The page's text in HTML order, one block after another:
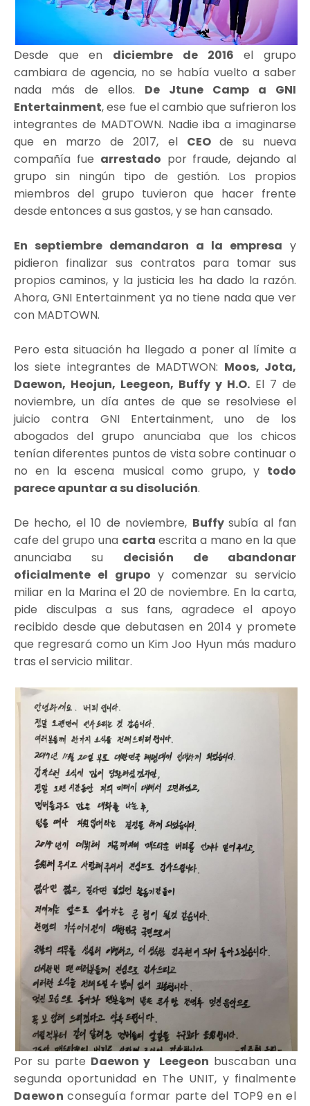
Desde que en diciembre de 2016 el grupo
cambiara de agencia, no se había vuelto a saber
nada más de ellos. De Jtune Camp a GNI
Entertainment, ese fue el cambio que sufrieron los
integrantes de MADTOWN. Nadie iba a imaginarse
que en marzo de 2017, el CEO de su nueva
compañía fue arrestado por fraude, dejando al
grupo sin ningún tipo de gestión. Los propios
miembros del grupo tuvieron que hacer frente
desde entonces a sus gastos, y se han cansado.
En septiembre demandaron a la empresa y
pidieron finalizar sus contratos para tomar sus
propios caminos, y la justicia les ha dado la razón.
Ahora, GNI Entertainment ya no tiene nada que ver
con MADTOWN.
Pero esta situación ha llegado a poner al límite a
los siete integrantes de MADTWON: Moos, Jota,
Daewon, Heojun, Leegeon, Buffy y H.O. El 7 de
noviembre, un día antes de que se resolviese el
juicio contra GNI Entertainment, uno de los
abogados del grupo anunciaba que los chicos
tenían diferentes puntos de vista sobre continuar o
no en la escena musical como grupo, y todo
parece apuntar a su disolución.
De hecho, el 10 de noviembre, Buffysubía al fan
cafe del grupo una carta escrita a mano en la que
anunciaba su decisión de abandonar
oficialmente el grupo y comenzar su servicio
miliar en la Marina el 20 de noviembre. En la carta,
pide disculpas a sus fans, agradece el apoyo
recibido desde que debutasen en 2014 y promete
que regresará como un Kim Joo Hyun más maduro
tras el servicio militar.
Por su parte Daewon y Leegeon buscaban una
segunda oportunidad en The UNIT, y finalmente
Daewonconseguía formar parte del TOP9 en el